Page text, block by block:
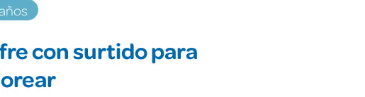
con surtido para